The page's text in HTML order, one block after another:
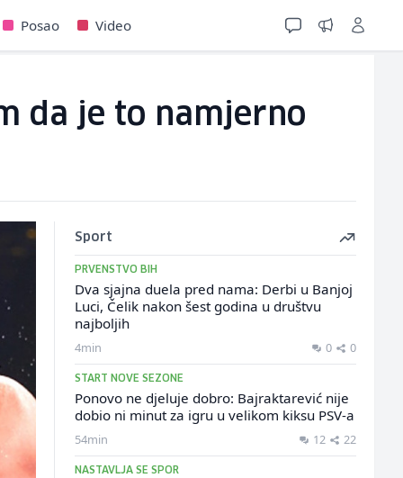
Posao Video
da je to namjerno
Sport
PRVENSTVO BIH
Dva sjajna duela pred nama: Derbi u Banjoj
Luci, Čelik nakon šest godina u društvu
najboljih
4min 0 0
START NOVE SEZONE
Ponovo ne djeluje dobro: Bajraktarević nije
dobio ni minut za igru u velikom kiksu PSV-a
54min 12 22
NASTAVLJA SE SPOR